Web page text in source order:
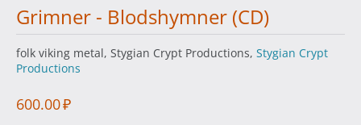
Grimner - Blodshymner (CD)
folk viking metal, Stygian Crypt Productions, Stygian Crypt
Productions
600.00₽